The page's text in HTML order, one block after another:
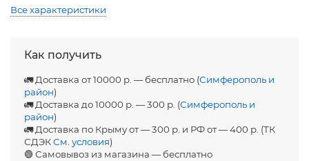
Все характеристики
Как получить
🚛 Доставка от 10000 р. — бесплатно (Симферополь и
район)
🚛 Доставка до 10000 р. — 300 р. (Симферополь и
район)
🚛 Доставка по Крыму от — 300 р. и РФ от — 400 р. (ТК
СДЭКСм. условия)
🟢 Самовывоз из магазина — бесплатно